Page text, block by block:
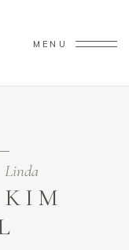
MENU
Linda